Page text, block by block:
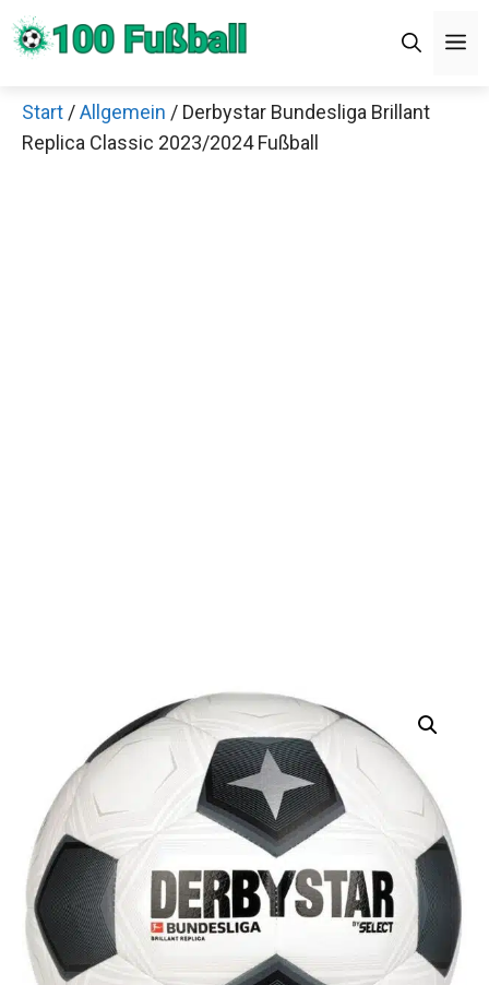
Zum
Inhalt
Start /Allgemein / Derbystar Bundesliga Brillant
Replica Classic 2023/2024 Fußball
Decathlon Sale